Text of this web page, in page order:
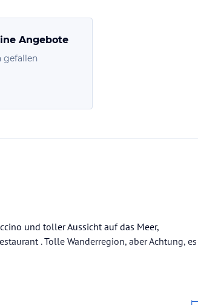
Angebote
gefallen
und toller Aussicht auf das Meer,
. Tolle Wanderregion, aber Achtung,